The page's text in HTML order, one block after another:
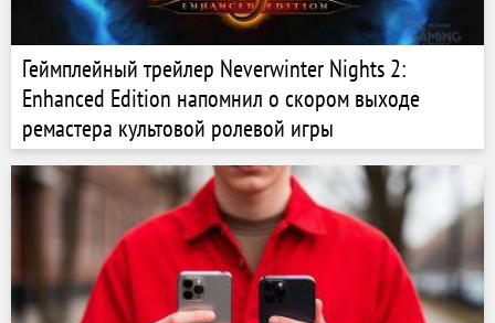
Геймплейный трейлер Neverwinter Nights 2:
Enhanced Edition напомнил о скором выходе
ремастера культовой ролевой игры